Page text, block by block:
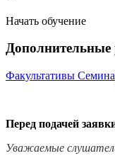
Начать обучение
Дополнительные
Факультативы
Перед подачей
Уважаемые